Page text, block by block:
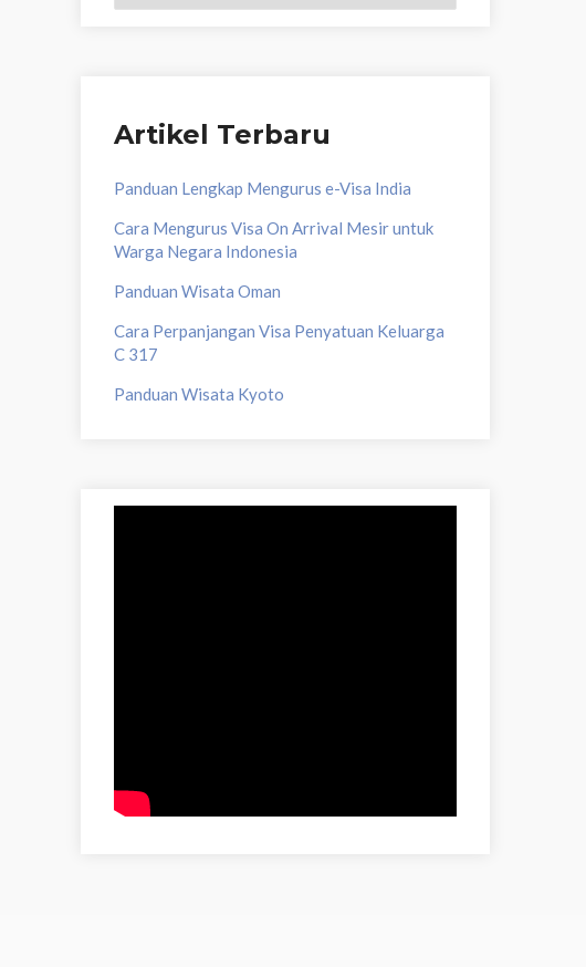
Artikel Terbaru
Panduan Lengkap Mengurus e-Visa India
Cara Mengurus Visa On Arrival Mesir untuk
Warga Negara Indonesia
Panduan Wisata Oman
Cara Perpanjangan Visa Penyatuan Keluarga
C 317
Panduan Wisata Kyoto